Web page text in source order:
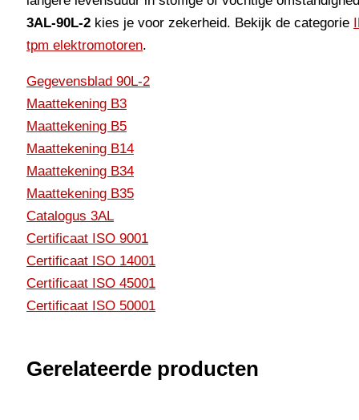
3AL-90L-2 kies je voor zekerheid. Bekijk de categorie
tpm elektromotoren.
Gegevensblad 90L-2
Maattekening B3
Maattekening B5
Maattekening B14
Maattekening B34
Maattekening B35
Catalogus 3AL
Certificaat ISO 9001
Certificaat ISO 14001
Certificaat ISO 45001
Certificaat ISO 50001
Gerelateerde producten